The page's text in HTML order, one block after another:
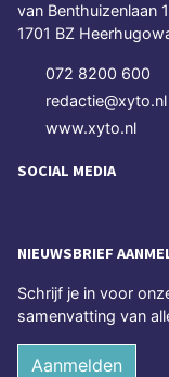
van Benthuizenlaan 1
1701 BZ
072 8200 600
redactie@xyto.nl
www.xyto.nl
SOCIAL MEDIA
NIEUWSBRIEF
Schrijf je in voor
samenvatting van
Aanmelden